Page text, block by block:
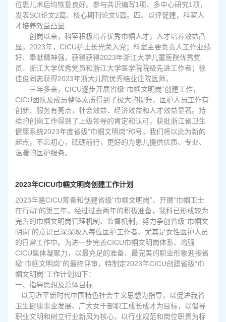
位患儿术后均恢复良好。参与共识编写1项、多中心研究1项，
发表SCI论文2篇、核心期刊论文5篇。四、以评促建，科室人
才培养效益凸显
创岗以来，科室积极培养优秀巾帼人才，人才培养效益凸
显。2023年，CICU护士长光荣入党；科室主要负责人工作业绩
好、奉献精神强，获得获得2023年浙江大学儿童医院优秀党
员、浙江大学优秀党员和浙江大学医学院院级先进工作者；徐
佳俊同志获得2023年浙大儿院优秀结业住院医师。
三年多来，CICU逐步开展省级“巾帼文明岗”创建工作，
CICU团队及成员整体素质得到了极大的提升，医护人员工作有
创新、服务有亮点，社会效益、经济效益和人才效益显著。持
续的创岗工作得到了上级领导的肯定和认可，获批浙江省卫生
健康系统2023年度省级”巾帼文明岗“称号。我们将以此为新的
起点，不忘初心，砥砺前行，更好的为患儿提供优质、专业、
温暖的医护服务。
2023年CICU巾帼文明岗创建工作计划
2023年是CICU筹备和创建省级“巾帼文明岗”、开展“巾帼卫士
在行动”的第三年。经过过去两年的积极准备，我科已形成较为
完善的巾帼文明岗管理机制、监督机制，努力争创省级“巾帼文
明岗”的意识已深深映入每位医护工作者、尤其是女性医护人员
的日常工作中。为进一步完善CICU巾帼文明岗体系、增强
CICU集体凝聚力，以最充足的准备、最完美的职业形象迎接省
级“巾帼文明岗”的最终评审，特制定2023年CICU创建省级“巾
帼文明岗”工作计划如下：
一、指导思想及总体目标
以习近平新时代中国特色社会主义思想为指导，以促进我省
卫生健康事业发展、广大女干部职工成长成才为目标，以倡导
职业文明和树立行业新风为核心，以行业规范和岗位职责为标